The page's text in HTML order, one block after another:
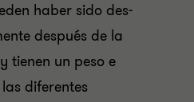
haber sido des-
después de la
tienen un peso e
diferentes